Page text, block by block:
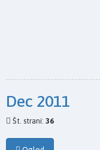
Dec 2011
Št. strani: 36